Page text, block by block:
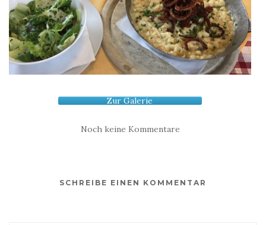
Zur Galerie
Noch keine Kommentare
SCHREIBE EINEN KOMMENTAR